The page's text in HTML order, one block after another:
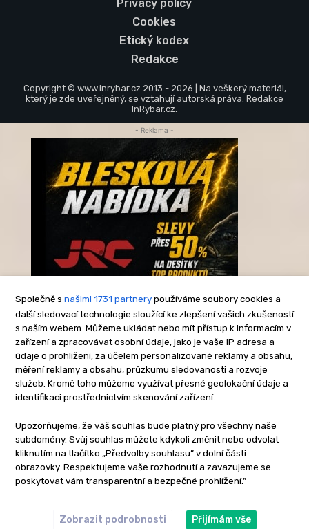
Privacy policy
Cookies
Etický kodex
Redakce
Copyright © www.inrybar.cz 2013 - 2026 | Na veškerý materiál,
který je zde uveřejněný, se vztahují autorská práva. Redakce
InRybar.cz.
Společně s našimi 1731 partnery používáme soubory cookies a
další sledovací technologie sloužící ke zlepšení vašich zkušeností
s naším webem. Můžeme ukládat nebo mít přístup k informacím v
zařízení a zpracovávat osobní údaje, jako je vaše IP adresa a
údaje o prohlížení, za účelem personalizované reklamy a obsahu,
měření reklamy a obsahu, průzkumu sledovanosti a rozvoje
služeb. Kromě toho můžeme využívat přesné geolokační údaje a
identifikaci prostřednictvím skenování zařízení.
Upozorňujeme, že váš souhlas bude platný pro všechny naše
subdomény. Svůj souhlas můžete kdykoli změnit nebo odvolat
kliknutím na tlačítko „Předvolby souhlasu” v dolní části
obrazovky. Respektujeme vaše rozhodnutí a zavazujeme se
poskytovat vám transparentní a bezpečné prohlížení.”
Zobrazit podrobnosti Přijímám vše
- Reklama -
-Reklama-